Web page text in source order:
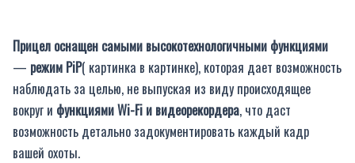
Прицел оснащен самыми высокотехнологичными функциями
— режим PiP( картинка в картинке), которая дает возможность
наблюдать за целью, не выпуская из виду происходящее
вокруг и функциями Wi-Fi и видеорекордера, что даст
возможность детально задокументировать каждый кадр
вашей охоты.